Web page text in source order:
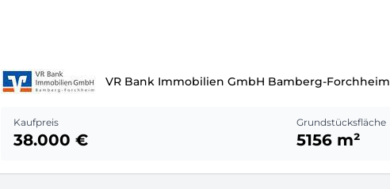
VR Bank Immobilien GmbH Bamberg-Forchheim
Kaufpreis
38.000 €
Grundstücksfläche
5156 m²